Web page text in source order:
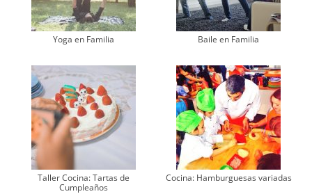
Yoga en Familia Baile en Familia
Taller Cocina: Tartas de
Cumpleaños
Cocina: Hamburguesas variadas